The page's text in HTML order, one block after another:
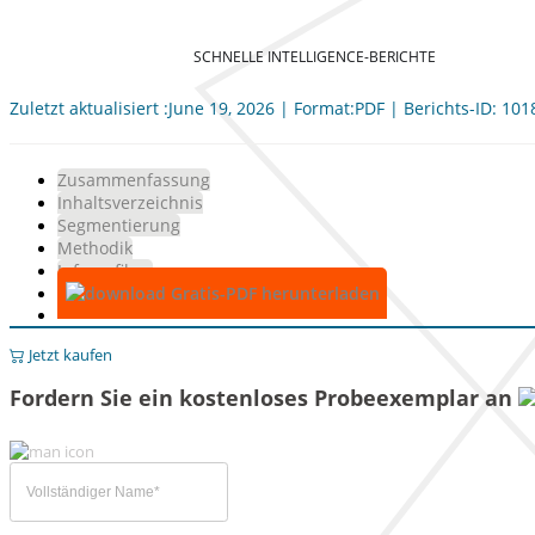
SCHNELLE INTELLIGENCE-BERICHTE
Zuletzt aktualisiert :June 19, 2026 | Format:PDF | Berichts-ID:
Zusammenfassung
Inhaltsverzeichnis
Segmentierung
Methodik
Infografiken
Gratis-PDF herunterladen
Jetzt kaufen
Fordern Sie ein kostenloses Probeexemplar an